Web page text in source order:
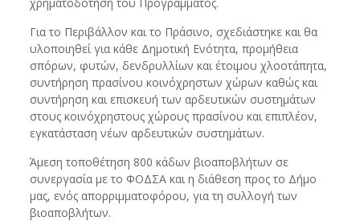
Για το Περιβάλλον και το Πράσινο, σχεδιάστηκε και θα
υλοποιηθεί για κάθε Δημοτική Ενότητα, προμήθεια
σπόρων, φυτών, δενδρυλλίων και έτοιμου χλοοτάπητα,
συντήρηση πρασίνου κοινόχρηστων χώρων καθώς και
συντήρηση και επισκευή των αρδευτικών συστημάτων
στους κοινόχρηστους χώρους πρασίνου και επιπλέον,
εγκατάσταση νέων αρδευτικών συστημάτων.
Άμεση τοποθέτηση 800 κάδων βιοαποβλήτων σε
συνεργασία με το ΦΟΔΣΑ και η διάθεση προς το Δήμο
μας, ενός απορριμματοφόρου, για τη συλλογή των
βιοαποβλήτων.